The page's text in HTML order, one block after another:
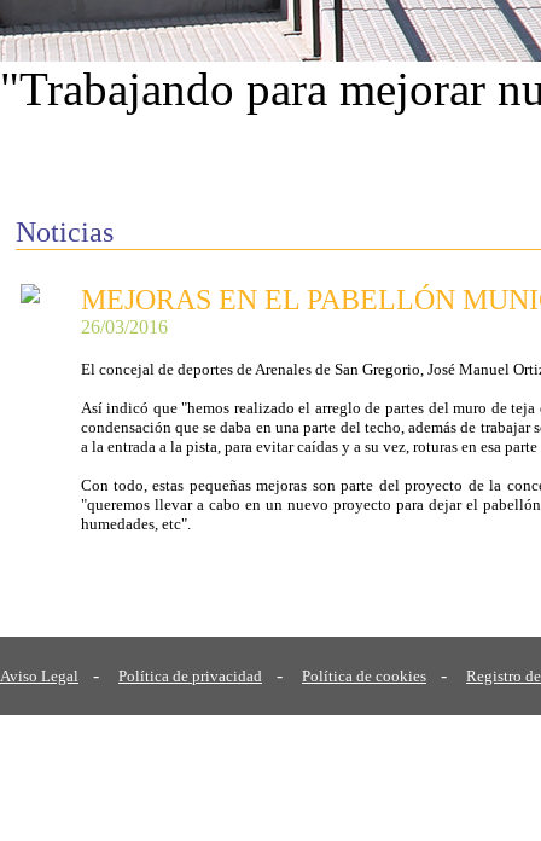
"Trabajando para mejorar
Noticias
MEJORAS EN EL PABELLÓN
26/03/2016
El concejal de deportes de Arenales de San Gregorio, José Manuel
Así indicó que "hemos realizado el arreglo de partes del muro de
condensación que se daba en una parte del techo, además de
a la entrada a la pista, para evitar caídas y a su vez, roturas en esa
Con todo, estas pequeñas mejoras son parte del proyecto de la
"queremos llevar a cabo en un nuevo proyecto para dejar el
humedades, etc".
Aviso Legal - Política de privacidad - Política de cookies - Registro